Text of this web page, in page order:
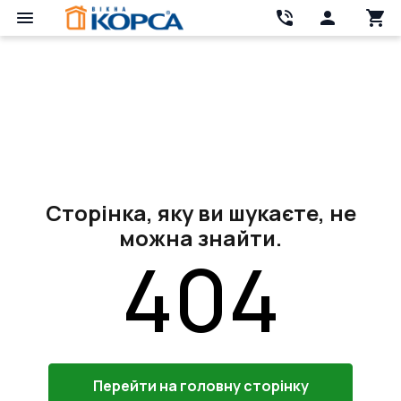
Сторінка, яку ви шукаєте, не
можна знайти.
404
Перейти на головну сторінку